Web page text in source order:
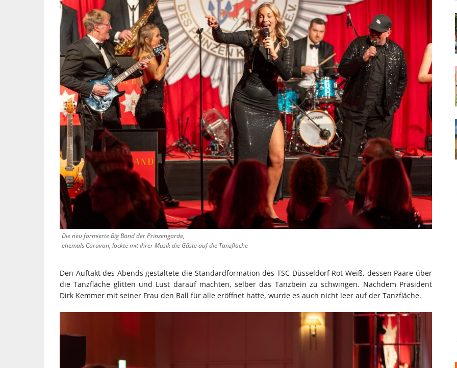
Die neu formierte Big Band der Prinzengarde,
ehemals Caravan, lockte mit ihrer Musik die Gäste auf die Tanzfläche
Den Auftakt des Abends gestaltete die Standardformation des TSC Düsseldorf Rot-Weiß, dessen Paare über
die Tanzfläche glitten und Lust darauf machten, selber das Tanzbein zu schwingen. Nachdem Präsident
Dirk Kemmer mit seiner Frau den Ball für alle eröffnet hatte, wurde es auch nicht leer auf der Tanzfläche.